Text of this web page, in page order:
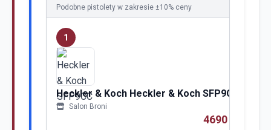
Podobne pistolety w zakresie ±10% ceny
1
Heckler & Koch Heckler & Koch SFP9CC
Salon Broni
4690 zł